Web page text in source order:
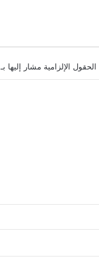
الحقول الإلزامية مشار إليها بـ